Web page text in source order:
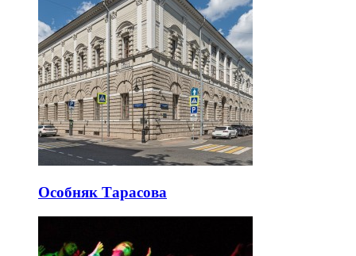
Особняк Тарасова